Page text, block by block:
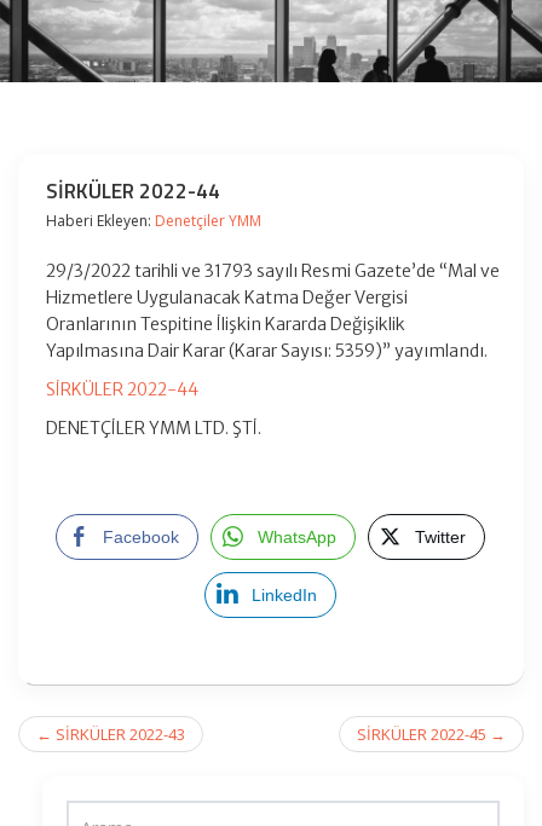
SİRKÜLER 2022-44
Haberi Ekleyen: Denetçiler YMM
29/3/2022 tarihli ve 31793 sayılı Resmi Gazete’de “Mal ve
Hizmetlere Uygulanacak Katma Değer Vergisi
Oranlarının Tespitine İlişkin Kararda Değişiklik
Yapılmasına Dair Karar (Karar Sayısı: 5359)” yayımlandı.
SİRKÜLER 2022-44
DENETÇİLER YMM LTD. ŞTİ.
Facebook WhatsApp Twitter
LinkedIn
Post
navigation
← SİRKÜLER 2022-43 SİRKÜLER 2022-45 →